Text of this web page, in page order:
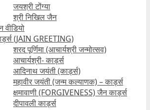
जयश्री टोंग्या
श्री निखिल जैन
वीडियो
(JAIN GREETING)
शरद पूर्णिमा (आचार्यश्री जन्मोत्सव)
आचार्यश्री- कार्ड्स
आदिनाथ जयंती (कार्ड्स)
महावीर जयंती (जन्म कल्याणक) – कार्ड्स
क्षमावाणी (FORGIVENESS) जैन कार्ड्स
दीपावली कार्ड्स